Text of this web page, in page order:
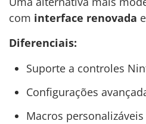
com interface renovada
Diferenciais:
Suporte a controles
Configurações
Macros personalizáveis